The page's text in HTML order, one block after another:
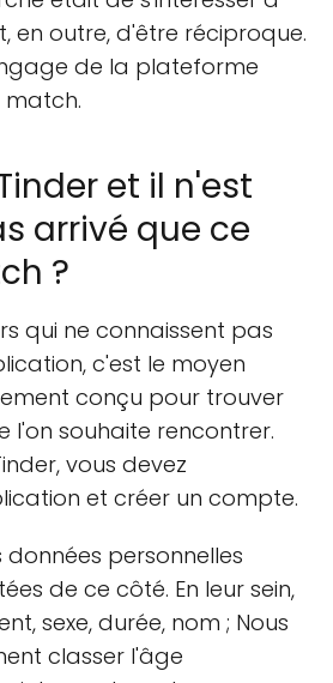
en outre, d'être réciproque.
de la plateforme
match.
et il n'est
arrivé que ce
?
qui ne connaissent pas
c'est le moyen
conçu pour trouver
l'on souhaite rencontrer.
vous devez
et créer un compte.
personnelles
de ce côté. En leur sein,
sexe, durée, nom ; Nous
classer l'âge